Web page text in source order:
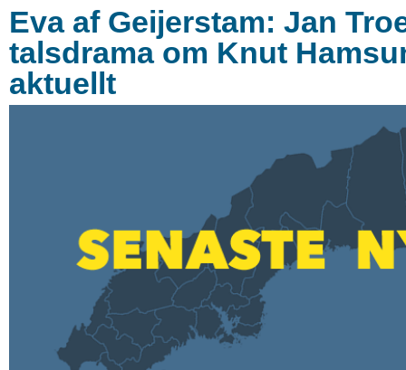
Eva af Geijerstam: Jan
talsdrama om Knut
aktuellt